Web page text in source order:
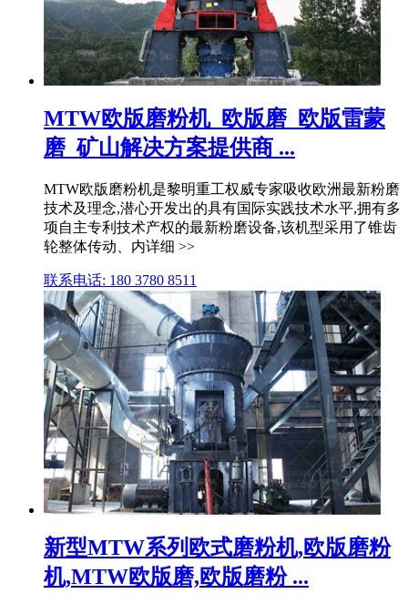
MTW欧版磨粉机_欧版磨_欧版雷蒙
磨_矿山解决方案提供商 ...
MTW欧版磨粉机是黎明重工权威专家吸收欧洲最新粉磨
技术及理念,潜心开发出的具有国际实践技术水平,拥有多
项自主专利技术产权的最新粉磨设备,该机型采用了锥齿
轮整体传动、内详细 >>
联系电话: 180 3780 8511
新型MTW系列欧式磨粉机,欧版磨粉
机,MTW欧版磨,欧版磨粉 ...